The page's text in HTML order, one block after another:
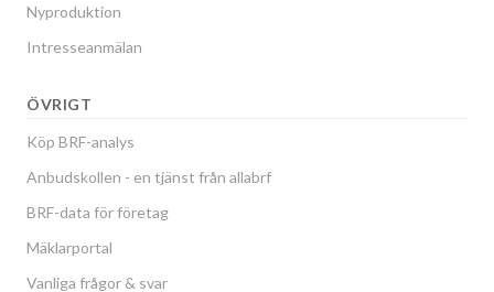
Nyproduktion
Intresseanmälan
ÖVRIGT
Köp BRF-analys
Anbudskollen - en tjänst från allabrf
BRF-data för företag
Mäklarportal
Vanliga frågor & svar